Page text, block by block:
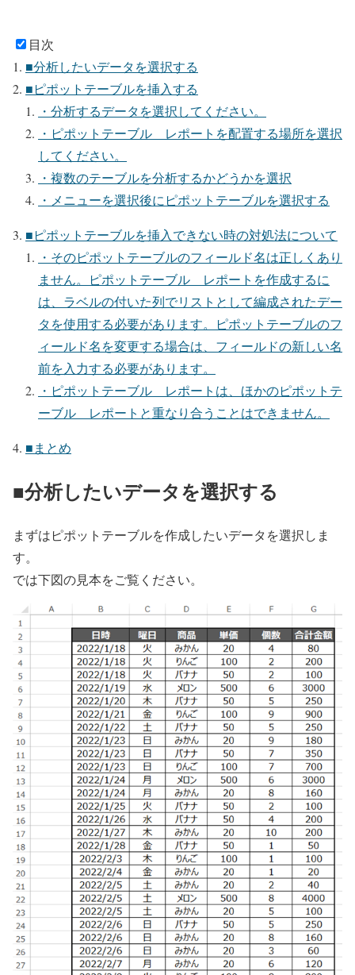
目次
■分析したいデータを選択する
■ピポットテーブルを挿入する
・分析するデータを選択してください。
・ピポットテーブル レポートを配置する場所を選択
してください。
・複数のテーブルを分析するかどうかを選択
・メニューを選択後にピポットテーブルを選択する
■ピポットテーブルを挿入できない時の対処法について
・そのピポットテーブルのフィールド名は正しくあり
ません。ピポットテーブル レポートを作成するに
は、ラベルの付いた列でリストとして編成されたデー
タを使用する必要があります。ピポットテーブルのフ
ィールド名を変更する場合は、フィールドの新しい名
前を入力する必要があります。
・ピポットテーブル レポートは、ほかのピポットテ
ーブル レポートと重なり合うことはできません。
■まとめ
■分析したいデータを選択する
まずはピポットテーブルを作成したいデータを選択しま
す。
では下図の見本をご覧ください。